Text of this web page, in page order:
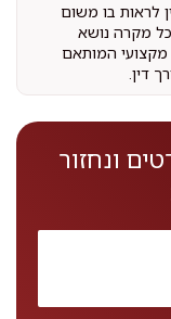
לראות בו משום
כל מקרה נושא
מקצועי המותאם
דין.
ונחזור